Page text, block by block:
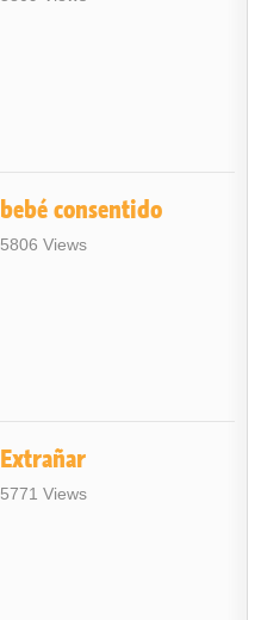
bebé consentido
5806 Views
Extrañar
5771 Views